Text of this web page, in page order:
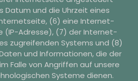
Datum und die Uhrzeit eines
(6) eine Internet-
(IP-Adresse), (7) der Internet-
zugreifenden Systems und (8)
und Informationen, die der
Falle von Angriffen auf unsere
Systeme dienen.